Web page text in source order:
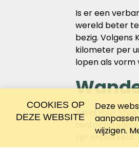
Is er een
wereld beter te
bezig.
kilometer per
lopen als vorm
'Mind Your
zijn
the woods at
COOKIES OP
DEZE WEBSITE
Deze
wijzigen.